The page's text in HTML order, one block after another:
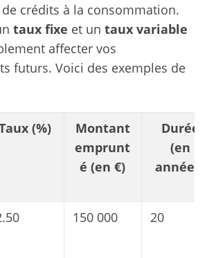
crédits à la consommation.
taux fixe et un taux variable
affecter vos
futurs. Voici des exemples de
(%)
Montant
emprunt
é (en €)
Durée
(en
années)
150 000 20